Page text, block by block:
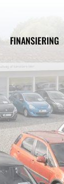
FINANSIERING